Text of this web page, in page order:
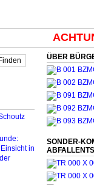
in
ÜBER
SONDER-